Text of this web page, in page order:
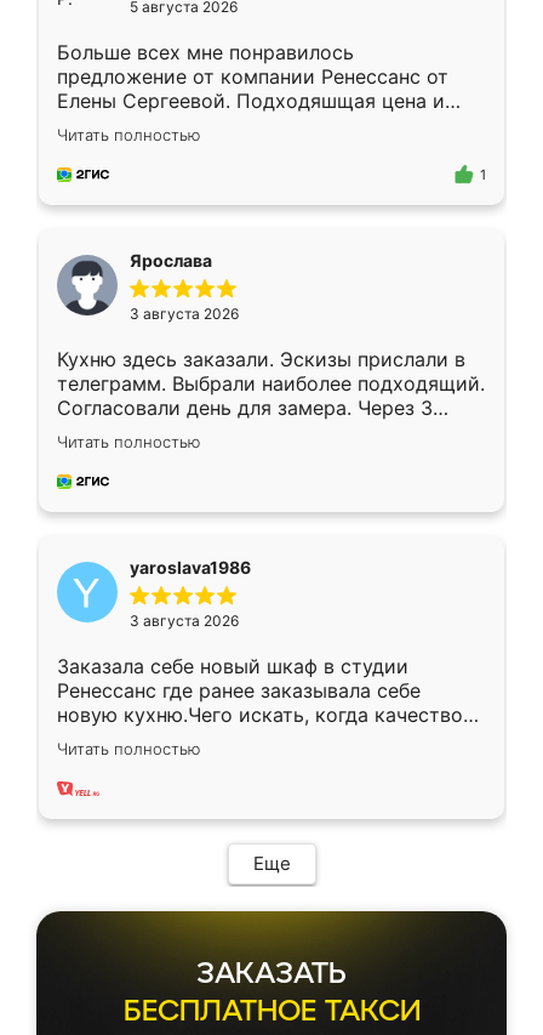
5 августа 2026
Больше всех мне понравилось
предложение от компании Ренессанс от
Елены Сергеевой. Подходяшщая цена и
короткие сроки изготовления. Приехавший
для замера сотрудник Владислав
предложил по моему эскизу самый
Читать полностью
1
Ярослава
3 августа 2026
Кухню здесь заказали. Эскизы прислали в
телеграмм. Выбрали наиболее подходящий.
Согласовали день для замера. Через 3
недели кухня была уже готова. Остались
довольны работой. Спасибо Ренессанс
мебель за качественную работу!
Читать полностью
yaroslava1986
3 августа 2026
Заказала себе новый шкаф в студии
Ренессанс где ранее заказывала себе
новую кухню.Чего искать, когда качеством
вполне довольна. Служит кухня уже почти
два года, нареканий нет.
Читать полностью
Еще
ЗАКАЗАТЬ
БЕСПЛАТНОЕ ТАКСИ